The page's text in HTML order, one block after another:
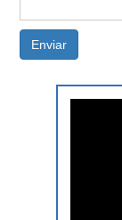
Enviar